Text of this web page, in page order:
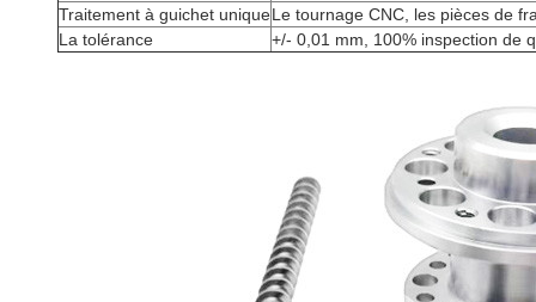
Traitement à guichet uniqueLe tournage CNC, les pièces de
La tolérance
+/- 0,01 mm, 100% inspection de